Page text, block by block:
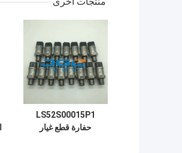
LS52S00015P1
حفارة قطع غيار